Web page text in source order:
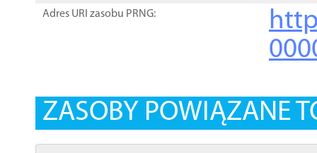
Adres URI zasobu PRNG:
ZASOBY POWIĄZANE